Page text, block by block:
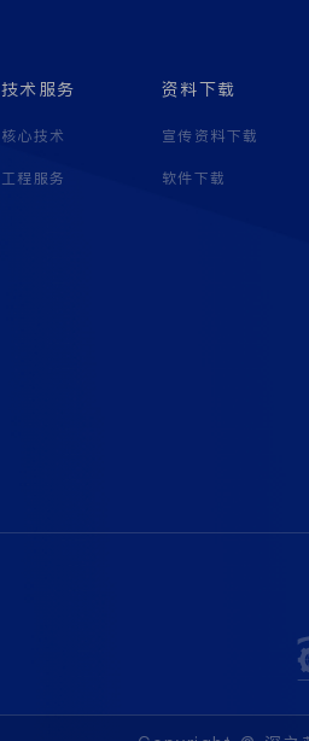
技术服务
核心技术
工程服务
资料下载
宣传资料下载
软件下载